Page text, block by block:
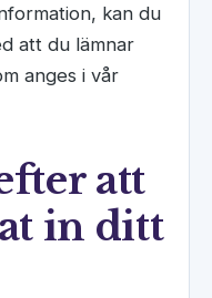
kan du
att du lämnar
anges i vår
att
in ditt